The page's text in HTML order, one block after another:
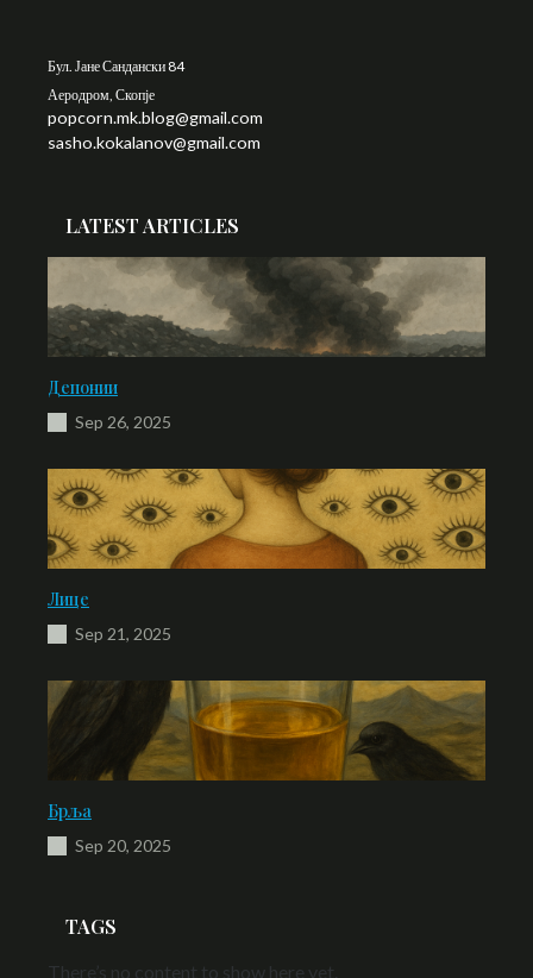
Бул. Јане Сандански 84
Аеродром, Скопје
popcorn.mk.blog@gmail.com
sasho.kokalanov@gmail.com
LATEST ARTICLES
Депонии
Sep 26, 2025
Лице
Sep 21, 2025
Брља
Sep 20, 2025
TAGS
There’s no content to show here yet.